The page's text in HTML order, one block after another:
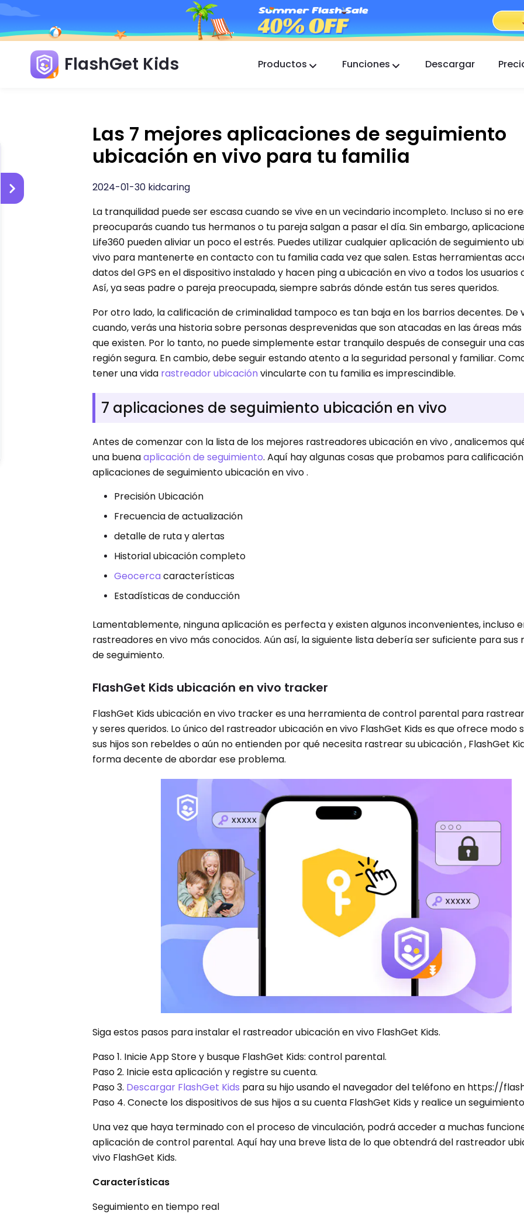
FlashGet Kids Productos
FlashGet Finder
La seguridad antirrobo de tu teléfono, nuestra
responsabilidad.
Funciones Descargar
Las 7 mejores aplicaciones de seguimiento
ubicación en vivo para tu familia
2024-01-30 kidcaring
La tranquilidad puede ser escasa cuando se vive en un vecindario incompleto. Incluso si no
preocuparás cuando tus hermanos o tu pareja salgan a pasar el día. Sin embargo,
Life360 pueden aliviar un poco el estrés. Puedes utilizar cualquier aplicación de seguimiento
vivo para mantenerte en contacto con tu familia cada vez que salen. Estas herramientas
datos del GPS en el dispositivo instalado y hacen ping a ubicación en vivo a todos los usuarios
Así, ya seas padre o pareja preocupada, siempre sabrás dónde están tus seres queridos.
Por otro lado, la calificación de criminalidad tampoco es tan baja en los barrios decentes. De
cuando, verás una historia sobre personas desprevenidas que son atacadas en las áreas
que existen. Por lo tanto, no puede simplemente estar tranquilo después de conseguir una
región segura. En cambio, debe seguir estando atento a la seguridad personal y familiar.
tener una vida rastreador ubicación vincularte con tu familia es imprescindible.
7 aplicaciones de seguimiento ubicación en vivo
Antes de comenzar con la lista de los mejores rastreadores ubicación en vivo , analicemos
una buenaaplicación de seguimiento. Aquí hay algunas cosas que probamos para
aplicaciones de seguimiento ubicación en vivo .
Precisión Ubicación
Frecuencia de actualización
detalle de ruta y alertas
Historial ubicación completo
Geocerca características
Estadísticas de conducción
Lamentablemente, ninguna aplicación es perfecta y existen algunos inconvenientes, incluso
rastreadores en vivo más conocidos. Aún así, la siguiente lista debería ser suficiente para sus
de seguimiento.
FlashGet Kids ubicación en vivo tracker
FlashGet Kids ubicación en vivo tracker es una herramienta de control parental para rastrear
y seres queridos. Lo único del rastreador ubicación en vivo FlashGet Kids es que ofrece modo
sus hijos son rebeldes o aún no entienden por qué necesita rastrear su ubicación , FlashGet
forma decente de abordar ese problema.
Siga estos pasos para instalar el rastreador ubicación en vivo FlashGet Kids.
Paso 1. Inicie App Store y busque FlashGet Kids: control parental.
Paso 2. Inicie esta aplicación y registre su cuenta.
Paso 3. Descargar FlashGet Kids para su hijo usando el navegador del teléfono en https://
Paso 4. Conecte los dispositivos de sus hijos a su cuenta FlashGet Kids y realice un
Una vez que haya terminado con el proceso de vinculación, podrá acceder a muchas
aplicación de control parental. Aquí hay una breve lista de lo que obtendrá del rastreador
vivo FlashGet Kids.
Características
Seguimiento en tiempo real